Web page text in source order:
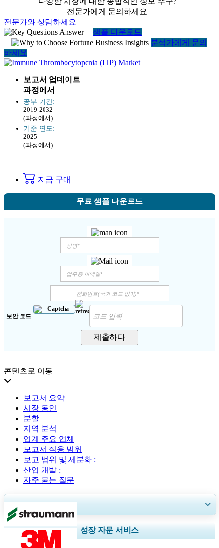
전문가에게 문의하세요
전문가와 상담하세요
샘플 다운로드
분석가에게 문의
하세요
보고서 업데이트
과정에서
공부 기간:
2019-2032
(과정에서)
기준 연도:
2025
(과정에서)
지금 구매
무료 샘플 다운로드
보안 코드
제출하다
콘텐츠로 이동
보고서 요약
시장 동인
분할
지역 분석
업계 주요 업체
보고서 적용 범위
보고 범위 및 세분화 :
산업 개발 :
자주 묻는 질문
30~60
지역 및 국가 범위 확장, 세그먼트 분석, 기업 프로필, 경쟁 벤치마킹, 및 최
종 사용자 인사이트.
성장 자문 서비스